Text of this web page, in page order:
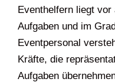
Eventhelfern liegt
Aufgaben und im
Eventpersonal
Kräfte, die
Aufgaben